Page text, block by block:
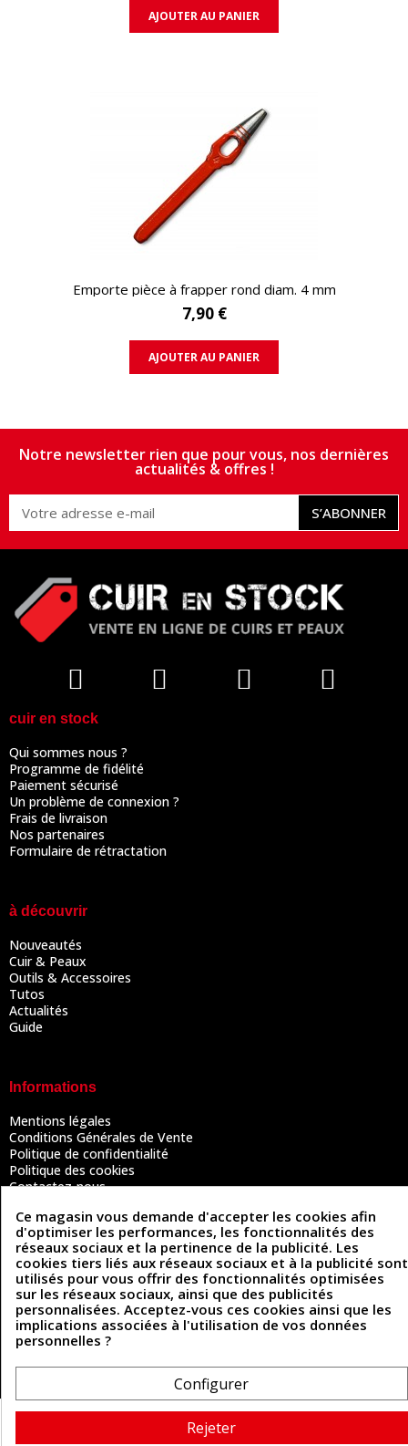
AJOUTER AU PANIER
APERÇU RAPIDE
Emporte pièce à frapper rond diam. 4 mm
7,90 €
AJOUTER AU PANIER
Notre newsletter rien que pour vous, nos dernières
actualités & offres !
S’ABONNER
cuir en stock
Qui sommes nous ?
Programme de fidélité
Paiement sécurisé
Un problème de connexion ?
Frais de livraison
Nos partenaires
Formulaire de rétractation
à découvrir
Nouveautés
Cuir & Peaux
Outils & Accessoires
Tutos
Actualités
Guide
Informations
Mentions légales
Conditions Générales de Vente
Politique de confidentialité
Politique des cookies
Contactez-nous
Coordonnées
493 Chemin de Catougnac
81300 Graulhet
05 63 34 51 88
contact@cuirenstock.com
Cuirenstock © 2026 - Une création Quatrys 💙
Ce magasin vous demande d'accepter les cookies afin
d'optimiser les performances, les fonctionnalités des
réseaux sociaux et la pertinence de la publicité. Les
cookies tiers liés aux réseaux sociaux et à la publicité sont
utilisés pour vous offrir des fonctionnalités optimisées
sur les réseaux sociaux, ainsi que des publicités
personnalisées. Acceptez-vous ces cookies ainsi que les
implications associées à l'utilisation de vos données
personnelles ?
Configurer
Rejeter